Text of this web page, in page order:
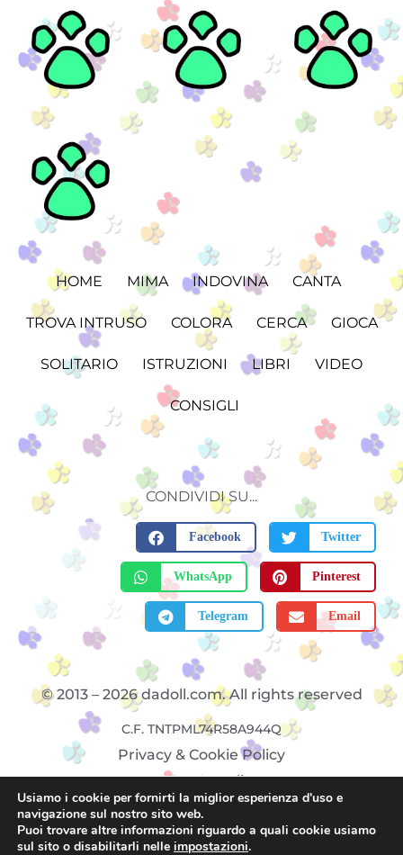
HOME MIMA INDOVINA CANTA
TROVA INTRUSO COLORA CERCA GIOCA
SOLITARIO ISTRUZIONI LIBRI VIDEO
CONSIGLI
CONDIVIDI SU...
Facebook Twitter
WhatsApp Pinterest
Telegram Email
© 2013 – 2026 dadoll.com. All rights reserved
C.F. TNTPML74R58A944Q
Privacy & Cookie Policy
Note Legali
Credits
Usiamo i cookie per fornirti la miglior esperienza d'uso e
navigazione sul nostro sito web.
Puoi trovare altre informazioni riguardo a quali cookie usiamo
sul sito o disabilitarli nelle impostazioni.